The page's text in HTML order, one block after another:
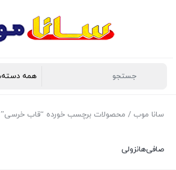
سانا موب / محصولات برچسب خورده “قاب خرسی”
صافی‌هانزولی